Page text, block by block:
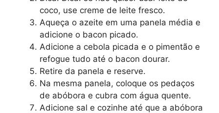
coco, use creme de leite fresco.
Aqueça o azeite em uma panela média e
adicione o bacon picado.
Adicione a cebola picada e o pimentão e
refogue tudo até o bacon dourar.
Retire da panela e reserve.
Na mesma panela, coloque os pedaços
de abóbora e cubra com água quente.
Adicione sal e cozinhe até que a abóbora